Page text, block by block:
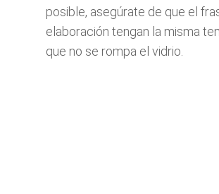
posible, asegúrate de que el
elaboración tengan la misma
que no se rompa el vidrio.